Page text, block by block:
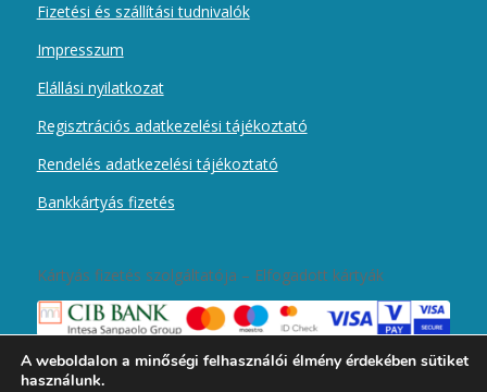
Fizetési és szállítási tudnivalók
Impresszum
Elállási nyilatkozat
Regisztrációs adatkezelési tájékoztató
Rendelés adatkezelési tájékoztató
Bankkártyás fizetés
Kártyás fizetés szolgáltatója – Elfogadott kártyák
A weboldalon a minőségi felhasználói élmény érdekében sütiket
használunk.